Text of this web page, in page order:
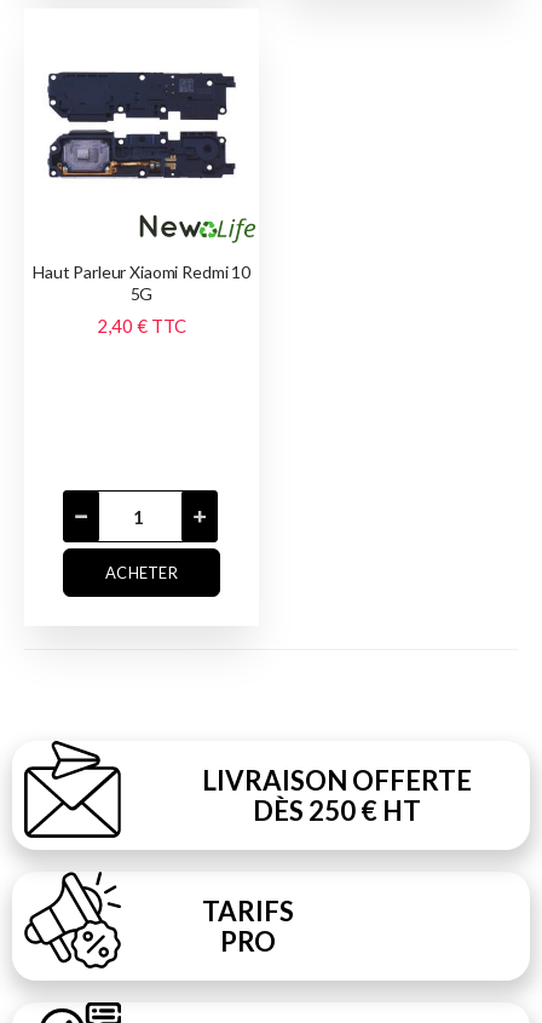
Haut Parleur Xiaomi Redmi 10
5G
2,40 € TTC
ACHETER
LIVRAISON OFFERTE
DÈS 250 € HT
TARIFS
PRO